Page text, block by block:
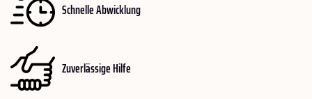
Schnelle Abwicklung
Zuverlässige Hilfe